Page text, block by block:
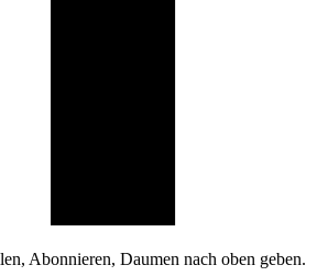
Abonnieren, Daumen nach oben geben.